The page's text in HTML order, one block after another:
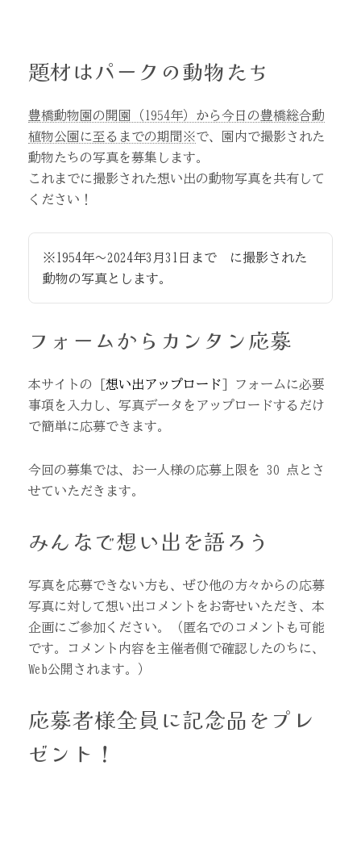
題材はパークの動物たち
豊橋動物園の開園（1954年）から今日の豊橋総合動
植物公園に至るまでの期間※で、園内で撮影された
動物たちの写真を募集します。
これまでに撮影された想い出の動物写真を共有して
ください！
※1954年～2024年3月31日まで に撮影された
動物の写真とします。
フォームからカンタン応募
本サイトの [ 想い出アップロード ] フォームに必要
事項を入力し、写真データをアップロードするだけ
で簡単に応募できます。
今回の募集では、お一人様の応募上限を 30 点とさ
せていただきます。
みんなで想い出を語ろう
写真を応募できない方も、ぜひ他の方々からの応募
写真に対して想い出コメントをお寄せいただき、本
企画にご参加ください。（匿名でのコメントも可能
です。コメント内容を主催者側で確認したのちに、
Web公開されます。）
応募者様全員に記念品をプレ
ゼント！